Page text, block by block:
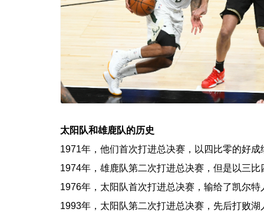
太阳队和雄鹿队的历史
1971年，他们首次打进总决赛，以四比零的好
1974年，雄鹿队第二次打进总决赛，但是以三
1976年，太阳队首次打进总决赛，输给了凯尔特
1993年，太阳队第二次打进总决赛，先后打败